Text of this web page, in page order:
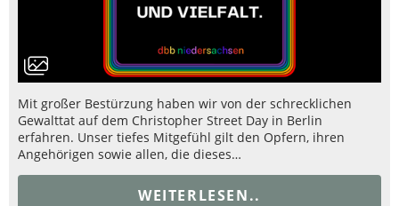
Mit großer Bestürzung haben wir von der schrecklichen
Gewalttat auf dem Christopher Street Day in Berlin
erfahren. Unser tiefes Mitgefühl gilt den Opfern, ihren
Angehörigen sowie allen, die dieses…
WEITERLESEN..